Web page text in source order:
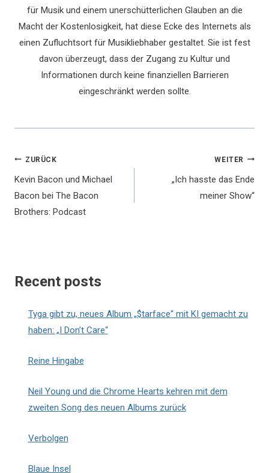
für Musik und einem unerschütterlichen Glauben an die
Macht der Kostenlosigkeit, hat diese Ecke des Internets als
einen Zufluchtsort für Musikliebhaber gestaltet. Sie ist fest
davon überzeugt, dass der Zugang zu Kultur und
Informationen durch keine finanziellen Barrieren
eingeschränkt werden sollte.
Beitragsnavigation
ZURÜCK
Kevin Bacon und Michael
Bacon bei The Bacon
Brothers: Podcast
WEITER
„Ich hasste das Ende
meiner Show“
Recent posts
Tyga gibt zu, neues Album „$tarface“ mit KI gemacht zu
haben: „I Don’t Care“
Reine Hingabe
Neil Young und die Chrome Hearts kehren mit dem
zweiten Song des neuen Albums zurück
Verbolgen
Blaue Insel